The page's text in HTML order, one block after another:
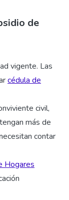
de
vigente. Las
cédula de
civil,
más de
contar
Hogares